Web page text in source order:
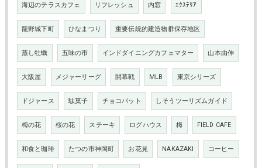
海辺のテラスカフェ リフレッシュ 内窓 ｴｸｽﾃﾘｱ
龍野城下町 ひなまつり 重要伝統的建造物群保存地区
蒸し牡蠣 五味の市 インドダイニングカフェマター 山本由伸
大阪屋 メジャーリーグ 開幕戦 MLB 東京シリーズ
ドジャース 駄菓子 チョコバット しそうツーリズムガイド
梅の花 桜の花 ステーキ ログハウス 梅 FIELD CAFE
和食と珈琲 たつの市神岡町 お花見 NAKAZAKI コーヒー